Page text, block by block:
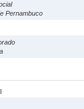
Pernambuco